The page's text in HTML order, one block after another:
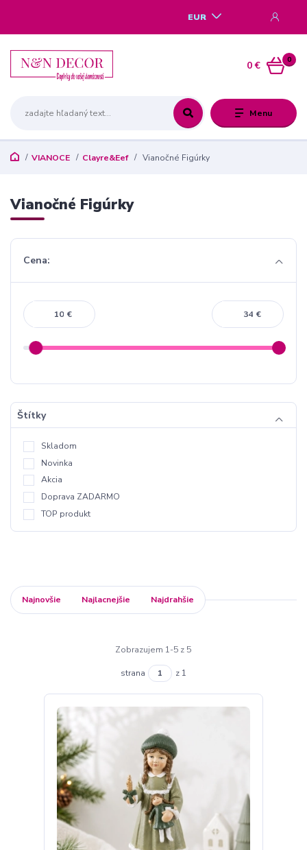
Menu
EUR
0
0 €
VIANOCE Clayre&Eef Vianočné Figúrky
Vianočné Figúrky
Cena:
€ €
Štítky
Skladom
Novinka
Akcia
Doprava ZADARMO
TOP produkt
Najnovšie Najlacnejšie Najdrahšie
Zobrazujem 1-5 z 5
strana z 1